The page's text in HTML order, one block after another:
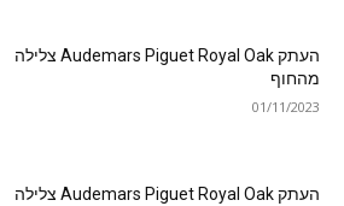
העתק Audemars Piguet Royal Oak צלילה
מהחוף
01/11/2023
העתק Audemars Piguet Royal Oak צלילה